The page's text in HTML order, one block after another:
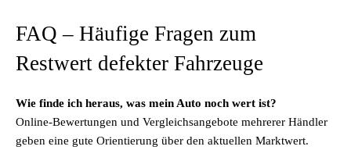
FAQ – Häufige Fragen zum
Restwert defekter Fahrzeuge
Wie finde ich heraus, was mein Auto noch wert ist?
Online-Bewertungen und Vergleichsangebote mehrerer Händler
geben eine gute Orientierung über den aktuellen Marktwert.